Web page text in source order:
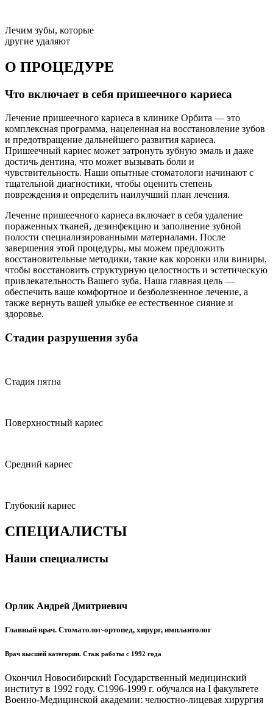
Лечим зубы, которые
другие удаляют
О ПРОЦЕДУРЕ
Что включает в себя пришеечного кариеса
Лечение пришеечного кариеса в клинике Орбита — это
комплексная программа, нацеленная на восстановление зубов
и предотвращение дальнейшего развития кариеса.
Пришеечный кариес может затронуть зубную эмаль и даже
достичь дентина, что может вызывать боли и
чувствительность. Наши опытные стоматологи начинают с
тщательной диагностики, чтобы оценить степень
повреждения и определить наилучший план лечения.
Лечение пришеечного кариеса включает в себя удаление
пораженных тканей, дезинфекцию и заполнение зубной
полости специализированными материалами. После
завершения этой процедуры, мы можем предложить
восстановительные методики, такие как коронки или виниры,
чтобы восстановить структурную целостность и эстетическую
привлекательность Вашего зуба. Наша главная цель —
обеспечить ваше комфортное и безболезненное лечение, а
также вернуть вашей улыбке ее естественное сияние и
здоровье.
Стадии разрушения зуба
Стадия пятна
Поверхностный кариес
Средний кариес
Глубокий кариес
СПЕЦИАЛИСТЫ
Наши специалисты
Орлик Андрей Дмитриевич
Главный врач. Стоматолог-ортопед, хирург, имплантолог
Врач высшей категории. Стаж работы с 1992 года
Окончил Новосибирский Государственный медицинский
институт в 1992 году. С1996-1999 г. обучался на I факультете
Военно-Медицинской академии: челюстно-лицевая хирургия